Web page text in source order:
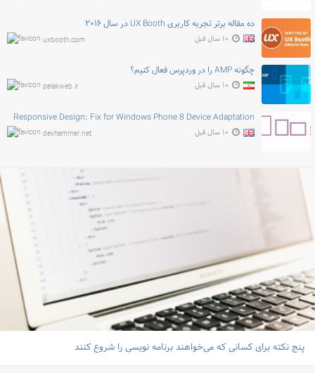
ده مقاله برتر تجربه کاربری UX Booth در سال ۲۰۱۶
uxbooth.com ۱۰ سال قبل
چگونه AMP را در وردپرس فعال کنیم؟
pelakweb.ir ۱۰ سال قبل
Responsive Design: Fix for Windows Phone 8 Device Adaptation
devhammer.net ۱۰ سال قبل
پنج نکته برای کسانی که می‌خواهند برنامه نویسی را شروع کنند